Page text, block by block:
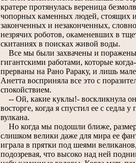
кратере протянулась вереница
чопорных каменных людей, стоящих
законченных и незаконченных,
незрячих роботов, окаменевших в
скитаниях в поисках живой воды.
Все мы были захвачены и поражены
гигантскими работами, которые
прерваны на Рано Рараку, и лишь
Анетта восприняла все это с
спокойствием.
-- Ой, какие куклы!- воскликнула
восторге, когда я спустил ее с седла
вулкана.
Но когда мы подошли ближе,
слишком велики даже для мира ее
играла в прятки под шеями
подозревая, что высоко над ней